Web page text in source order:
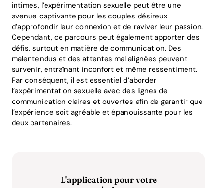
intimes, l’expérimentation sexuelle peut être une
avenue captivante pour les couples désireux
d’approfondir leur connexion et de raviver leur passion.
Cependant, ce parcours peut également apporter des
défis, surtout en matière de communication. Des
malentendus et des attentes mal alignées peuvent
survenir, entraînant inconfort et même ressentiment.
Par conséquent, il est essentiel d’aborder
l’expérimentation sexuelle avec des lignes de
communication claires et ouvertes afin de garantir que
l’expérience soit agréable et épanouissante pour les
deux partenaires.
L'application pour votre